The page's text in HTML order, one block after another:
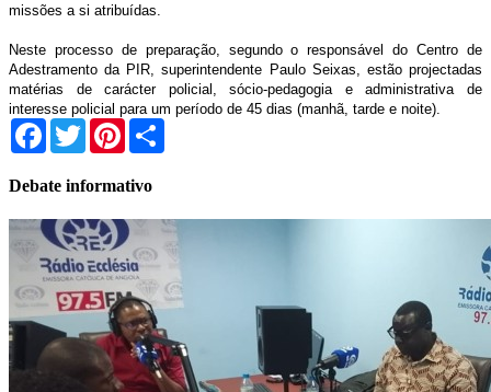
missões a si atribuídas.
Neste processo de preparação, segundo o responsável do Centro de
Adestramento da PIR, superintendente Paulo Seixas, estão projectadas
matérias de carácter policial, sócio-pedagogia e administrativa de
interesse policial para um período de 45 dias (manhã, tarde e noite).
Facebook
TwitterPinterest
Debate informativo